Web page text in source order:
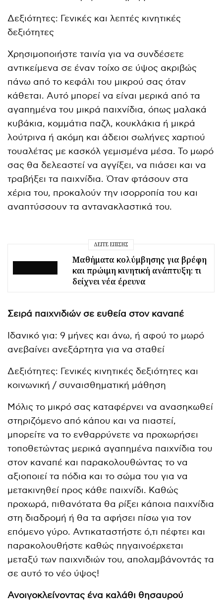
Δεξιότητες: Γενικές και λεπτές κινητικές
δεξιότητες
Χρησιμοποιήστε ταινία για να συνδέσετε
αντικείμενα σε έναν τοίχο σε ύψος ακριβώς
πάνω από το κεφάλι του μικρού σας όταν
κάθεται. Αυτό μπορεί να είναι μερικά από τα
αγαπημένα του μικρά παιχνίδια, όπως μαλακά
κυβάκια, κομμάτια παζλ, κουκλάκια ή μικρά
λούτρινα ή ακόμη και άδειοι σωλήνες χαρτιού
τουαλέτας με κασκόλ γεμισμένα μέσα. Το μωρό
σας θα δελεαστεί να αγγίξει, να πιάσει και να
τραβήξει τα παιχνίδια. Όταν φτάσουν στα
χέρια του, προκαλούν την ισορροπία του και
αναπτύσσουν τα αντανακλαστικά του.
ΔΕΊΤΕ ΕΠΊΣΗΣ
Μαθήματα κολύμβησης για βρέφη
και πρώιμη κινητική ανάπτυξη: τι
δείχνει νέα έρευνα
Σειρά παιχνιδιών σε ευθεία στον καναπέ
Ιδανικό για: 9 μήνες και άνω, ή αφού το μωρό
ανεβαίνει ανεξάρτητα για να σταθεί
Δεξιότητες: Γενικές κινητικές δεξιότητες και
κοινωνική / συναισθηματική μάθηση
Μόλις το μικρό σας καταφέρνει να ανασηκωθεί
στηριζόμενο από κάπου και να πιαστεί,
μπορείτε να το ενθαρρύνετε να προχωρήσει
τοποθετώντας μερικά αγαπημένα παιχνίδια του
στον καναπέ και παρακολουθώντας το να
αξιοποιεί τα πόδια και το σώμα του για να
μετακινηθεί προς κάθε παιχνίδι. Καθώς
προχωρά, πιθανότατα θα ρίξει κάποια παιχνίδια
στη διαδρομή ή θα τα αφήσει πίσω για τον
επόμενο γύρο. Αντικαταστήστε ό,τι πέφτει και
παρακολουθήστε καθώς πηγαινοέρχεται
μεταξύ των παιχνιδιών του, απολαμβάνοντάς τα
σε αυτό το νέο ύψος!
Ανοιγοκλείνοντας ένα καλάθι θησαυρού